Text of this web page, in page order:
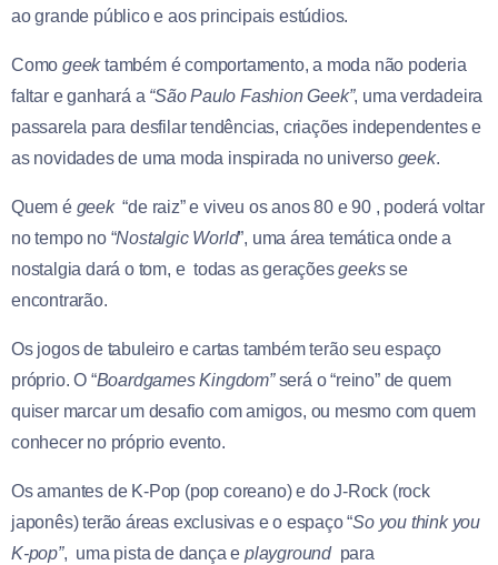
ao grande público e aos principais estúdios.
Como geektambém é comportamento, a moda não poderia
faltar e ganhará a “São Paulo Fashion Geek”, uma verdadeira
passarela para desfilar tendências, criações independentes e
as novidades de uma moda inspirada no universo geek.
Quem é geek “de raiz” e viveu os anos 80 e 90 , poderá voltar
no tempo no “Nostalgic World”, uma área temática onde a
nostalgia dará o tom, e todas as geraçõesgeeksse
encontrarão.
Os jogos de tabuleiro e cartas também terão seu espaço
próprio. O “Boardgames Kingdom”será o “reino” de quem
quiser marcar um desafio com amigos, ou mesmo com quem
conhecer no próprio evento.
Os amantes de K-Pop (pop coreano) e do J-Rock (rock
japonês) terão áreas exclusivas e o espaço “So you think you
K-pop”, uma pista de dança eplaygroundpara